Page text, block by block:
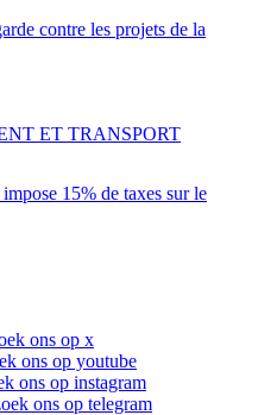
contre les projets de la
15% de taxes sur le
ET TRANSPORT
ons op x
ons op youtube
ons op instagram
ons op telegram